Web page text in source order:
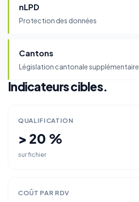
nLPD
Protection des données
Cantons
Législation cantonale supplémentaire
Indicateurs cibles.
QUALIFICATION
> 20 %
sur fichier
COÛT PAR RDV